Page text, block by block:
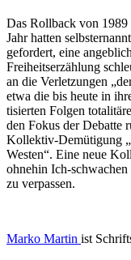
Das Rollback von 1989
Jahr hatten
gefordert, eine
Freiheits­er­zählung
an die Verlet­zungen
etwa die bis heute in
ti­sierten Folgen
den Fokus der Debatte
Kollektiv-Demütigung
Westen“. Eine neue
ohnehin Ich-
zu verpassen.
Marko Martin ist